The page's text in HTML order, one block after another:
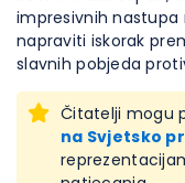
impresivnih nastupa
napraviti iskorak
slavnih pobjeda
Čitatelji mogu
na Svjetsko